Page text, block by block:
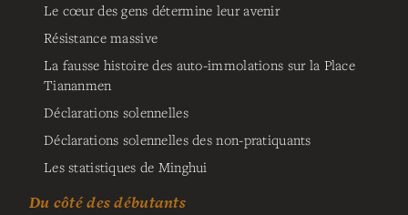
Le cœur des gens détermine leur avenir
Résistance massive
La fausse histoire des auto-immolations sur la Place
Tiananmen
Déclarations solennelles
Déclarations solennelles des non-pratiquants
Les statistiques de Minghui
Du côté des débutants